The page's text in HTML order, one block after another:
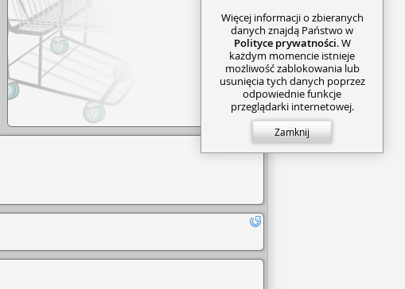
Więcej informacji o zbieranych
danych znajdą Państwo w
Polityce prywatności. W
każdym momencie istnieje
możliwość zablokowania lub
usunięcia tych danych poprzez
odpowiednie funkcje
przeglądarki internetowej.
Zamknij